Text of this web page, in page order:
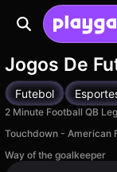
Jogos De
Futebol
2 Minute Football QB
Way of the goalkeeper